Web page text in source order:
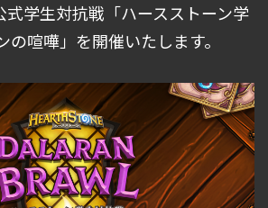
式学生対抗戦「ハースストーン学
喧嘩」を開催いたします。